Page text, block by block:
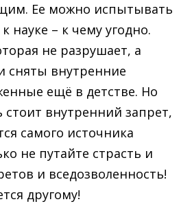
Ее можно испытывать
науке – к чему угодно.
не разрушает, а
сняты внутренние
ещё в детстве. Но
стоит внутренний запрет,
самого источника
не путайте страсть и
и вседозволенность!
другому!